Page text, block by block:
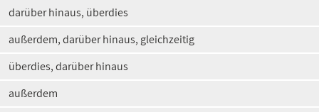
darüber hinaus, überdies
außerdem, darüber hinaus, gleichzeitig
überdies, darüber hinaus
außerdem